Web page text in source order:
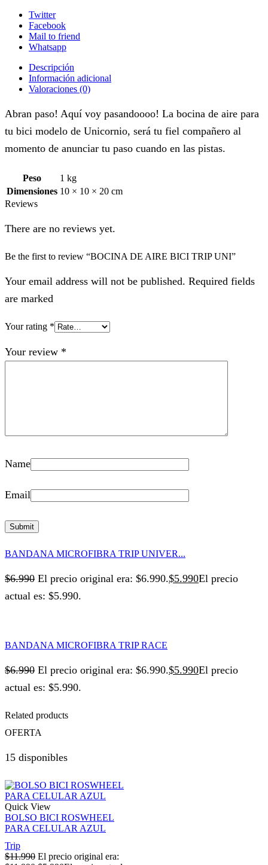
Twitter
Facebook
Mail to friend
Whatsapp
Descripción
Información adicional
Valoraciones (0)
Abran paso! Aquí voy pasandoooo! La bocina de aire para
tu bici modelo de Unicornio, será tu fiel compañero al
momento de anunciar tu paso cuando en las pistas.
Peso
1 kg
Dimensiones 10 × 10 × 20 cm
Reviews
There are no reviews yet.
Be the first to review “BOCINA DE AIRE BICI TRIP UNI”
Your email address will not be published. Required fields
are marked
Your rating *
Your review *
Name
Email
BANDANA MICROFIBRA TRIP UNIVER...
$6.990 El precio original era: $6.990.$5.990El precio
actual es: $5.990.
BANDANA MICROFIBRA TRIP RACE
$6.990 El precio original era: $6.990.$5.990El precio
actual es: $5.990.
Related products
OFERTA
15 disponibles
Quick View
BOLSO BICI ROSWHEEL
PARA CELULAR AZUL
Trip
$11.990 El precio original era: